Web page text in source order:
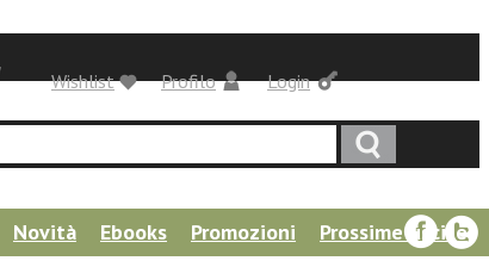
Login
Profilo
Wishlist
Novità Ebooks Promozioni
Prossime uscite